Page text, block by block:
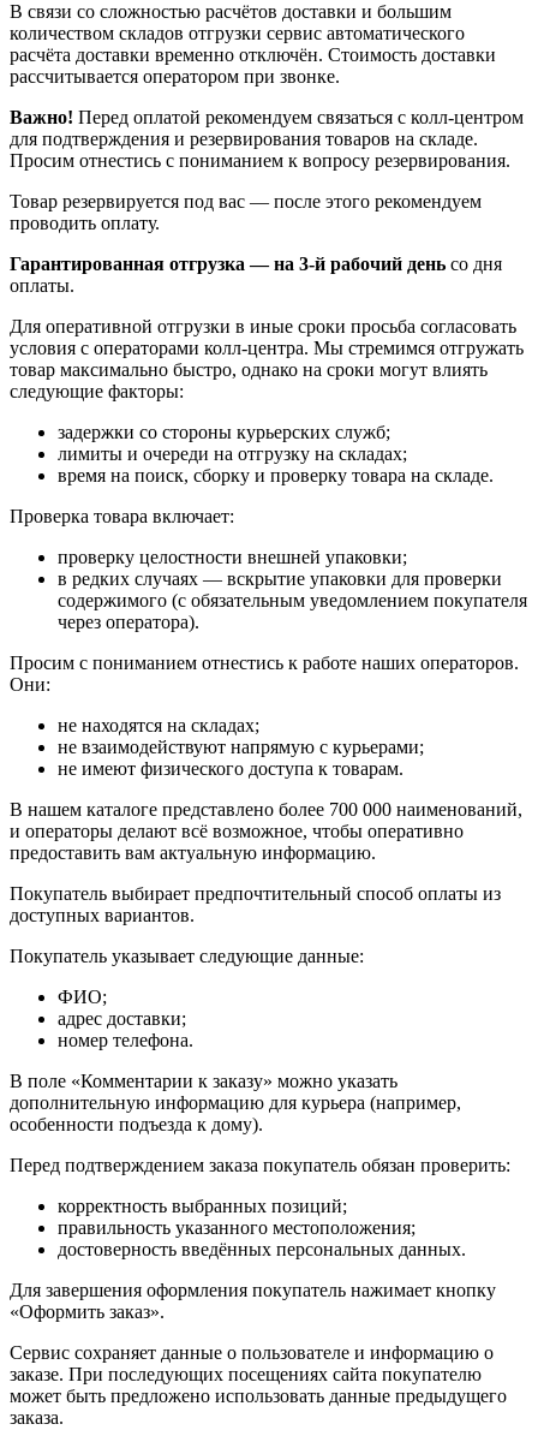
В связи со сложностью расчётов доставки и большим
количеством складов отгрузки сервис автоматического
расчёта доставки временно отключён. Стоимость доставки
рассчитывается оператором при звонке.
Важно! Перед оплатой рекомендуем связаться с колл‑центром
для подтверждения и резервирования товаров на складе.
Просим отнестись с пониманием к вопросу резервирования.
Товар резервируется под вас — после этого рекомендуем
проводить оплату.
Гарантированная отгрузка — на 3‑й рабочий день со дня
оплаты.
Для оперативной отгрузки в иные сроки просьба согласовать
условия с операторами колл‑центра. Мы стремимся отгружать
товар максимально быстро, однако на сроки могут влиять
следующие факторы:
задержки со стороны курьерских служб;
лимиты и очереди на отгрузку на складах;
время на поиск, сборку и проверку товара на складе.
Проверка товара включает:
проверку целостности внешней упаковки;
в редких случаях — вскрытие упаковки для проверки
содержимого (с обязательным уведомлением покупателя
через оператора).
Просим с пониманием отнестись к работе наших операторов.
Они:
не находятся на складах;
не взаимодействуют напрямую с курьерами;
не имеют физического доступа к товарам.
В нашем каталоге представлено более 700 000 наименований,
и операторы делают всё возможное, чтобы оперативно
предоставить вам актуальную информацию.
Покупатель выбирает предпочтительный способ оплаты из
доступных вариантов.
Покупатель указывает следующие данные:
ФИО;
адрес доставки;
номер телефона.
В поле «Комментарии к заказу» можно указать
дополнительную информацию для курьера (например,
особенности подъезда к дому).
Перед подтверждением заказа покупатель обязан проверить:
корректность выбранных позиций;
правильность указанного местоположения;
достоверность введённых персональных данных.
Для завершения оформления покупатель нажимает кнопку
«Оформить заказ».
Сервис сохраняет данные о пользователе и информацию о
заказе. При последующих посещениях сайта покупателю
может быть предложено использовать данные предыдущего
заказа.